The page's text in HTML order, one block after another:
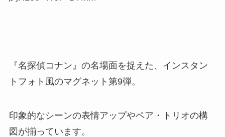
『名探偵コナン』の名場面を捉えた、インスタン
トフォト風のマグネット第9弾。
印象的なシーンの表情アップやペア・トリオの構
図が揃っています。